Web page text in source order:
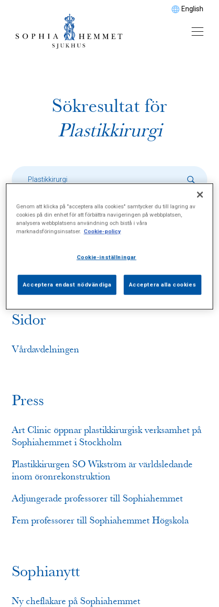
English
Sökresultat för
Plastikkirurgi
Sidor
Vårdavdelningen
Press
Art Clinic öppnar plastikkirurgisk verksamhet på
Sophiahemmet i Stockholm
Plastikkirurgen SO Wikström är världsledande
inom öronrekonstruktion
Adjungerade professorer till Sophiahemmet
Fem professorer till Sophiahemmet Högskola
Sophianytt
Ny chefläkare på Sophiahemmet
Genom att klicka på "acceptera alla cookies" samtycker du till lagring av
cookies på din enhet för att förbättra navigeringen på webbplatsen,
analysera webbplatsens användning och bistå i våra
marknadsföringsinsatser. Cookie-policy
Cookie-inställningar
Acceptera endast nödvändiga Acceptera alla cookies